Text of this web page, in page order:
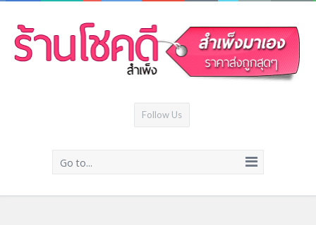
Follow Us
Go to...